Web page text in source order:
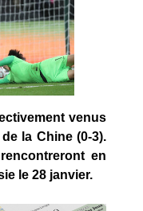
venus
la Chine (0-3).
en
le 28 janvier.